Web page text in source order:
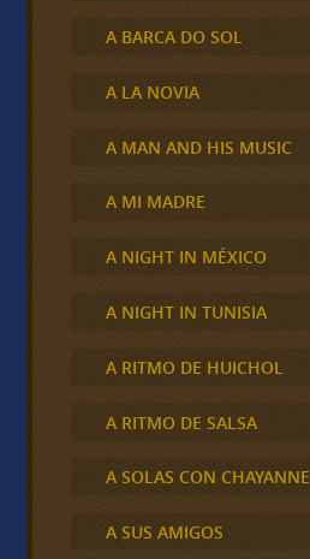
A BARCA DO SOL
A LA NOVIA
A MAN AND HIS MUSIC
A MI MADRE
A NIGHT IN MÉXICO
A NIGHT IN TUNISIA
A RITMO DE HUICHOL
A RITMO DE SALSA
A SOLAS CON CHAYANNE
A SUS AMIGOS